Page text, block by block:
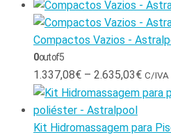
Compactos Vazios -
0out of 5
1.337,08€ – 2.635,03€ C/IVA
Kit Hidromassagem para